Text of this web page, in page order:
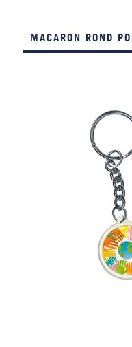
MACARON ROND